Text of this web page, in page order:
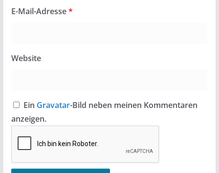
E-Mail-Adresse*
Website
Ein Gravatar-Bild neben meinen Kommentaren
anzeigen.